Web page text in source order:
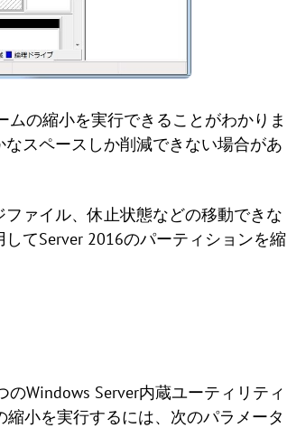
の縮小を実行できることがわかりま
スペースしか削減できない場合があ
ァイル、休止状態などの移動できな
てServer 2016のパーティションを縮
Windows Server内蔵ユーティリティ
小を実行するには、次のパラメータ